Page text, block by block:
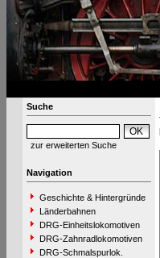
Suche
zur erweiterten Suche
Navigation
Geschichte & Hintergründe
Länderbahnen
DRG-Einheitslokomotiven
DRG-Zahnradlokomotiven
DRG-Schmalspurlok.